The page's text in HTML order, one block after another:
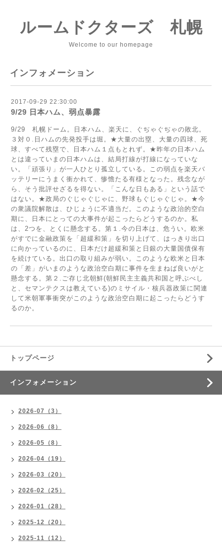
ルームドクターズ 札幌
Welcome to our homepage
インフォメーション
2017-09-29 22:30:00
9/29 日本ハム、弱点暴露
9/29 札幌ドーム。日本ハム、楽天に、ぐぢゃぐぢゃの敗北。
３対０.日ハムの先発投手は堀。★大量の出塁、大量の四球、死
球、すべて残塁で、日本ハム１点もとれず。★昨年の日本ハム
とは違っていまの日本ハムは、結局打線が打線になっていな
い。「頑張り」が一人ひとり孤立している。この弱点を楽天バ
ッテリーにうまく衝かれて、惨憺たる有様となった。残念なが
ら、そう批評せざるを得ない。「こんな日もある」という話で
はない。★政局のぐじゃぐじゃに、野球もぐじゃぐじゃ。★今
の衆議院解散は、ひじょうに不適当だ。このような政治的空白
期に、日本にとっての大事件が起こったらどうするのか。私
は、2つを、とくに懸念する。第１.今の日本は、危うい。欧米
がすでに金融政策を「超緩和策」を切り上げて、はっきり出口
に向かっているのに、日本だけ超緩和策と日銀の大量国債保有
を続けている。出口の取り組みが弱い。このような欧米と日本
の「差」がいまのような政治空白期に事件を生まねば良いがと
懸念する。第２.ご存じ北朝鮮(朝鮮民主主義共和国と呼ぶべし
と、セマンテクスは教えている)のミサイル・核兵器政策に関連
して米朝軍事衝突がこのような政治空白期に起こったらどうす
るのか。
トップページ
インフォメーション
2026-07（3）
2026-06（8）
2026-05（8）
2026-04（19）
2026-03（20）
2026-02（25）
2026-01（28）
2025-12（20）
2025-11（12）